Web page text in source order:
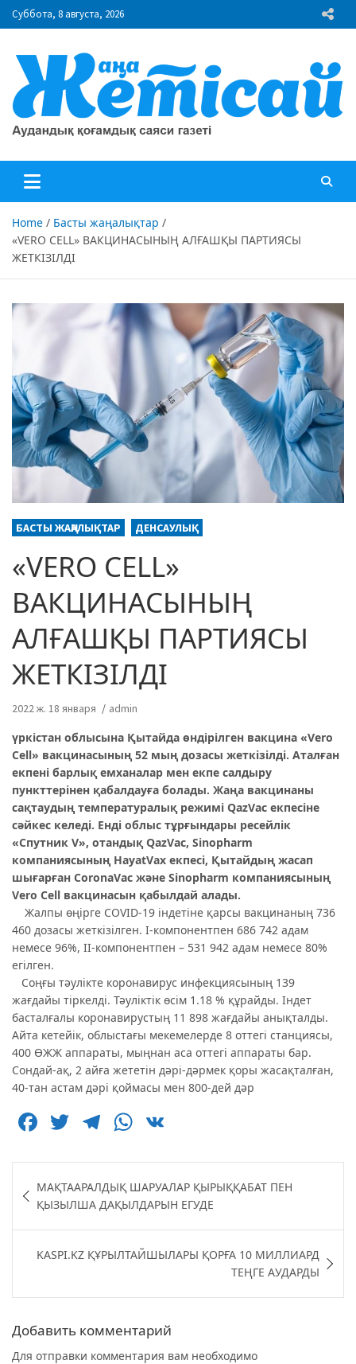
Skip
to
Суббота, 8 августа, 2026
"Жаңа Жетісай" газеті
Home
Басты жаңалықтар
«VERO CELL» ВАКЦИНАСЫНЫҢ АЛҒАШҚЫ ПАРТИЯСЫ
ЖЕТКІЗІЛДІ
БАСТЫ ЖАҢАЛЫҚТАР ДЕНСАУЛЫҚ
«VERO CELL»
ВАКЦИНАСЫНЫҢ
АЛҒАШҚЫ ПАРТИЯСЫ
ЖЕТКІЗІЛДІ
2022 ж. 18 января admin
үркістан облысына Қытайда өндірілген вакцина «Vero
Cell» вакцинасының 52 мың дозасы жеткізілді. Аталған
екпені барлық емханалар мен екпе салдыру
пункттерінен қабалдауға болады. Жаңа вакцинаны
сақтаудың температуралық режимі QazVac екпесіне
сәйкес келеді. Енді облыс тұрғындары ресейлік
«Спутник V», отандық QazVac, Sinopharm
компаниясының HayatVax екпесі, Қытайдың жасап
шығарған CoronaVac және Sinopharm компаниясының
Vero Cell вакцинасын қабылдай алады.
Жалпы өңірге COVID-19 індетіне қарсы вакцинаның 736
460 дозасы жеткізілген. І-компонентпен 686 742 адам
немесе 96%, ІІ-компонентпен – 531 942 адам немесе 80%
егілген.
Соңғы тәулікте коронавирус инфекциясының 139
жағдайы тіркелді. Тәуліктік өсім 1.18 % құрайды. Індет
басталғалы коронавирустың 11 898 жағдайы анықталды.
Айта кетейік, облыстағы мекемелерде 8 оттегі станциясы,
400 ӨЖЖ аппараты, мыңнан аса оттегі аппараты бар.
Сондай-ақ, 2 айға жететін дәрі-дәрмек қоры жасақталған,
40-тан астам дәрі қоймасы мен 800-дей дәр
F
c
e
b
o
k
T
itt
er
T
e
g
ra
m
W
at
s
A
p
по
записям
МАҚТААРАЛДЫҚ ШАРУАЛАР ҚЫРЫҚҚАБАТ ПЕН
ҚЫЗЫЛША ДАҚЫЛДАРЫН ЕГУДЕ
KASPI.KZ ҚҰРЫЛТАЙШЫЛАРЫ ҚОРҒА 10 МИЛЛИАРД
ТЕҢГЕ АУДАРДЫ
Добавить комментарий
Для отправки комментария вам необходимо